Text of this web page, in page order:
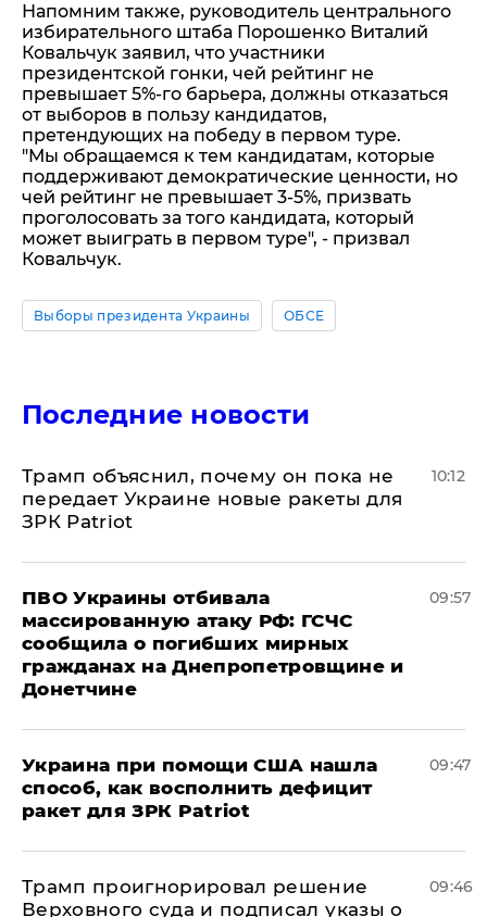
Напомним также, руководитель центрального
избирательного штаба Порошенко Виталий
Ковальчук заявил, что участники
президентской гонки, чей рейтинг не
превышает 5%-го барьера, должны отказаться
от выборов в пользу кандидатов,
претендующих на победу в первом туре.
"Мы обращаемся к тем кандидатам, которые
поддерживают демократические ценности, но
чей рейтинг не превышает 3-5%, призвать
проголосовать за того кандидата, который
может выиграть в первом туре", - призвал
Ковальчук.
Выборы президента Украины ОБСЕ
Последние новости
Трамп объяснил, почему он пока не
передает Украине новые ракеты для
ЗРК Patriot
10:12
ПВО Украины отбивала
массированную атаку РФ: ГСЧС
сообщила о погибших мирных
гражданах на Днепропетровщине и
Донетчине
09:57
Украина при помощи США нашла
способ, как восполнить дефицит
ракет для ЗРК Patriot
09:47
Трамп проигнорировал решение
Верховного суда и подписал указы о
09:46